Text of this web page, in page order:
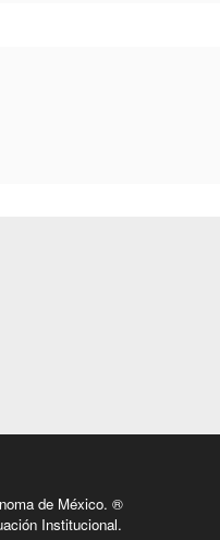
de México. ®
Institucional.